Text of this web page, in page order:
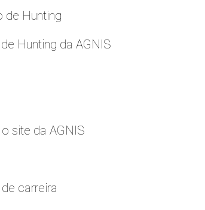
de Hunting
Hunting da AGNIS
site da AGNIS
carreira